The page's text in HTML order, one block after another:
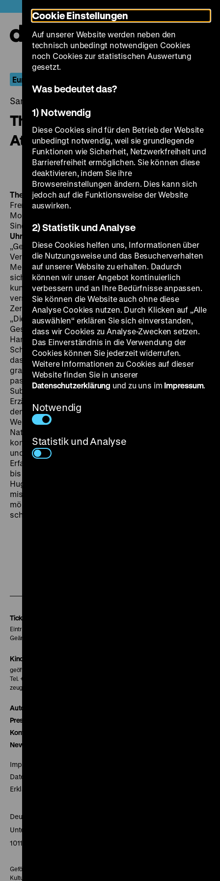
zum
Seiteninhalt
springen
Europa und das Meer
Samstag, 30. Juni 2018, 21.00 - 00.00 Uhr
The Cruel Sea / Der große
Atlantik
The Cruel Sea Der große AtlantikGB 1953, R: Charles
Frend, B: Eric Ambler nach dem Roman von Nicholas
Monsarrat, K: Gordon Dines, D: Jack Hawkins, Donald
Sinden, Denholm Elliot, 122‘· 16mm, OF
Uhr Victor Hugo in Die Arbeiter des Meeres:
„Gewöhnlich führt das Meer seine Schläge vom
Verborgenen aus; es hält sich gern bedeckt. […] Das
Meer ist offenkundig und geheim zugleich, es entzieht
sich und möchte seine Handlungen nicht allgemein
kundtun. Es macht ein Schiffwrack und lässt es
verschwinden; schamhaft verschlingt es das
Zerstörte.“ Jack Hawkins zu Beginn von The Cruel Sea:
„Dies ist eine Geschichte vom Atlantik-Krieg. Die
Geschichte von einem Ozean. Zwei Schiffe und eine
Handvoll Männer. Die Männer sind die Helden. Die
Schiffe sind die Heldinnen. Der einzige Bösewicht ist
das Meer. Das grausame Meer – das der Mensch noch
grausamer gemacht hat.“ Dass das Meer nicht als
passiver Ort, sondern als handelndes, grausames
Subjekt verstanden wird, ist eine europäische
Erzähltradition. Obwohl die Protagonisten des Films
den Kampf gegen deutsche U-Boote im Zweiten
Weltkrieg aufzunehmen haben, sind es die
Naturgewalten, auf die sich Charles Frend
konzentriert. Lieutenant Commander George Ericson
und seine unerfahrenen Offiziere müssen zunächst
Erfahrungen mit dem Meer und dem Wetter sammeln,
bis eines Tages auch ihr Boot torpediert wird. Wie bei
Hugo ist es nicht nur der Mensch, der dem Meer
misstraut, sondern das Meer, das gegen die
mörderische Menschheit Misstrauen zu hegen
scheint. (sa)
Tickets
Eintritt 5 €
Geänderte Preise sind im Programm vermerkt.
Kinokasse
geöffnet 30 Minuten vor Beginn der ersten Vorstellung
Tel. + 49 30 20304-770
zeughauskino@dhm.de
Autor*innen
Presse
Kontakt
Newsletter
Impressum
Datenschutz
Erklärung digitale Barrierefreiheit
Deutsches Historisches Museum
Unter den Linden 2
10117 Berlin
Gefördert mit Mitteln des Beauftragten der Bundesregierung für
Kultur und Medien
Cookie Einstellungen
Auf unserer Website werden neben den
technisch unbedingt notwendigen Cookies
noch Cookies zur statistischen Auswertung
gesetzt.
Was bedeutet das?
1) Notwendig
Diese Cookies sind für den Betrieb der Website
unbedingt notwendig, weil sie grundlegende
Funktionen wie Sicherheit, Netzwerkfreiheit und
Barrierefreiheit ermöglichen. Sie können diese
deaktivieren, indem Sie ihre
Browsereinstellungen ändern. Dies kann sich
jedoch auf die Funktionsweise der Website
auswirken.
2) Statistik und Analyse
Diese Cookies helfen uns, Informationen über
die Nutzungsweise und das Besucherverhalten
auf unserer Website zu erhalten. Dadurch
können wir unser Angebot kontinuierlich
verbessern und an Ihre Bedürfnisse anpassen.
Sie können die Website auch ohne diese
Analyse Cookies nutzen. Durch Klicken auf „Alle
auswählen“ erklären Sie sich einverstanden,
dass wir Cookies zu Analyse-Zwecken setzen.
Das Einverständnis in die Verwendung der
Cookies können Sie jederzeit widerrufen.
Weitere Informationen zu Cookies auf dieser
Website finden Sie in unserer
Datenschutzerklärung und zu uns im Impressum.
Notwendig
Statistik und Analyse